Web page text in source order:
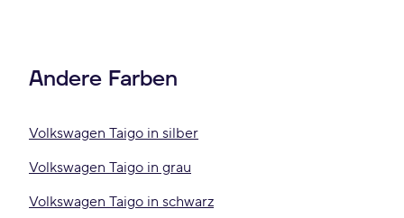
Andere Farben
Volkswagen Taigo in silber
Volkswagen Taigo in grau
Volkswagen Taigo in schwarz